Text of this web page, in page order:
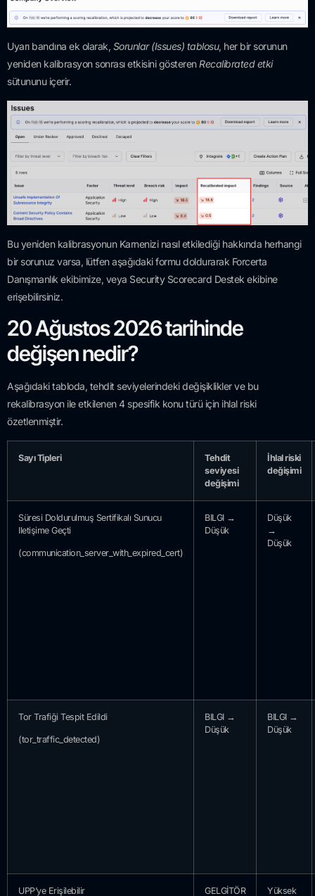
Uyarı bandına ek olarak, Sorunlar (Issues) tablosu, her bir sorunun
yeniden kalibrasyon sonrası etkisini gösterenRecalibrated etki
sütununu içerir.
Bu yeniden kalibrasyonun Karnenizi nasıl etkilediği hakkında herhangi
bir sorunuz varsa, lütfen aşağıdaki formu doldurarak Forcerta
Danışmanlık ekibimize, veya Security Scorecard Destek ekibine
erişebilirsiniz.
20 Ağustos 2026 tarihinde
değişen nedir?
Aşağıdaki tabloda, tehdit seviyelerindeki değişiklikler ve bu
rekalibrasyon ile etkilenen 4 spesifik konu türü için ihlal riski
özetlenmiştir.
Sayı Tipleri
Tehdit
seviyesi
değişimi
İhlal riski
değişimi
Süresi Doldurulmuş Sertifikalı Sunucu
Iletişime Geçti
(communication_server_with_expired_cert)
BILGI →
Düşük
Düşük
→
Düşük
Tor Trafiği Tespit Edildi
(tor_traffic_detected)
BILGI →
Düşük
BILGI →
Düşük
UPP’ye Erişilebilir GELGİTÖR Yüksek